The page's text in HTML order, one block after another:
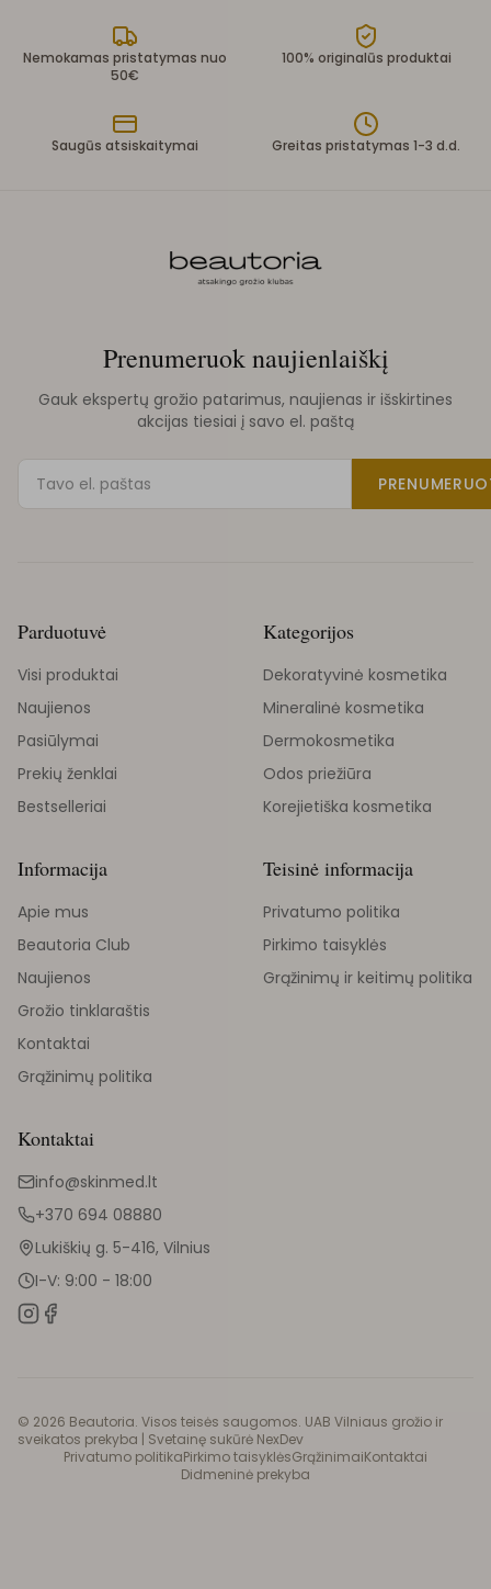
Nemokamas pristatymas nuo
50€
100% originalūs produktai
Saugūs atsiskaitymai Greitas pristatymas 1-3 d.d.
Prenumeruok naujienlaiškį
Gauk ekspertų grožio patarimus, naujienas ir išskirtines
akcijas tiesiai į savo el. paštą
Parduotuvė
Visi produktai
Naujienos
Pasiūlymai
Prekių ženklai
Bestselleriai
Kategorijos
Dekoratyvinė kosmetika
Mineralinė kosmetika
Dermokosmetika
Odos priežiūra
Korejietiška kosmetika
Informacija
Apie mus
Beautoria Club
Naujienos
Grožio tinklaraštis
Kontaktai
Grąžinimų politika
Teisinė informacija
Privatumo politika
Pirkimo taisyklės
Grąžinimų ir keitimų politika
Kontaktai
info@skinmed.lt
+370 694 08880
Lukiškių g. 5-416, Vilnius
I-V: 9:00 - 18:00
© 2026 Beautoria. Visos teisės saugomos. UAB Vilniaus grožio ir
sveikatos prekyba | Svetainę sukūrė NexDev
Privatumo politikaPirkimo taisyklėsGrąžinimaiKontaktai
Didmeninė prekyba